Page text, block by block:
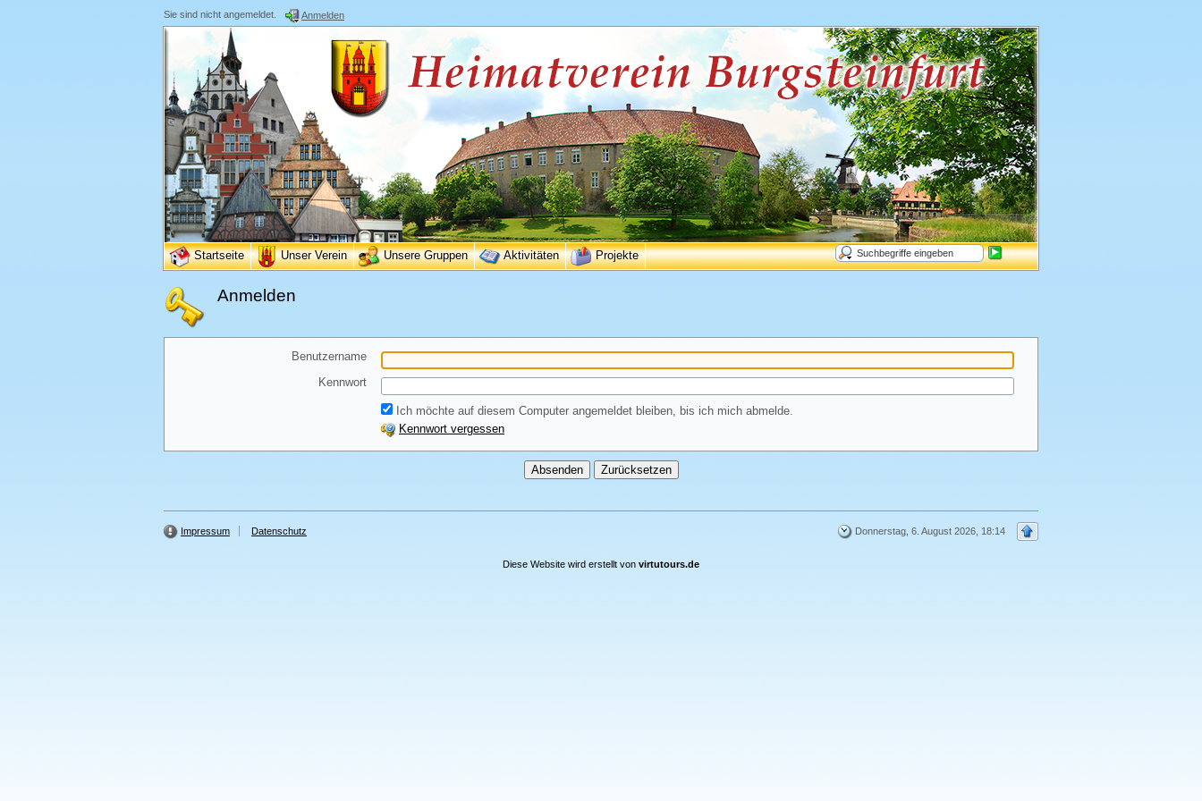
Sie sind nicht angemeldet. Anmelden
Startseite Unser Verein Unsere Gruppen Aktivitäten Projekte
Anmelden
Benutzername
Kennwort
Ich möchte auf diesem Computer angemeldet bleiben, bis ich mich abmelde.
Kennwort vergessen
Impressum Datenschutz Donnerstag, 6. August 2026, 18:14
Diese Website wird erstellt von virtutours.de